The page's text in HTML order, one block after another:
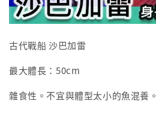
古代戰船 沙巴加雷
最大體長：50cm
雜食性。不宜與體型太小的魚混養。